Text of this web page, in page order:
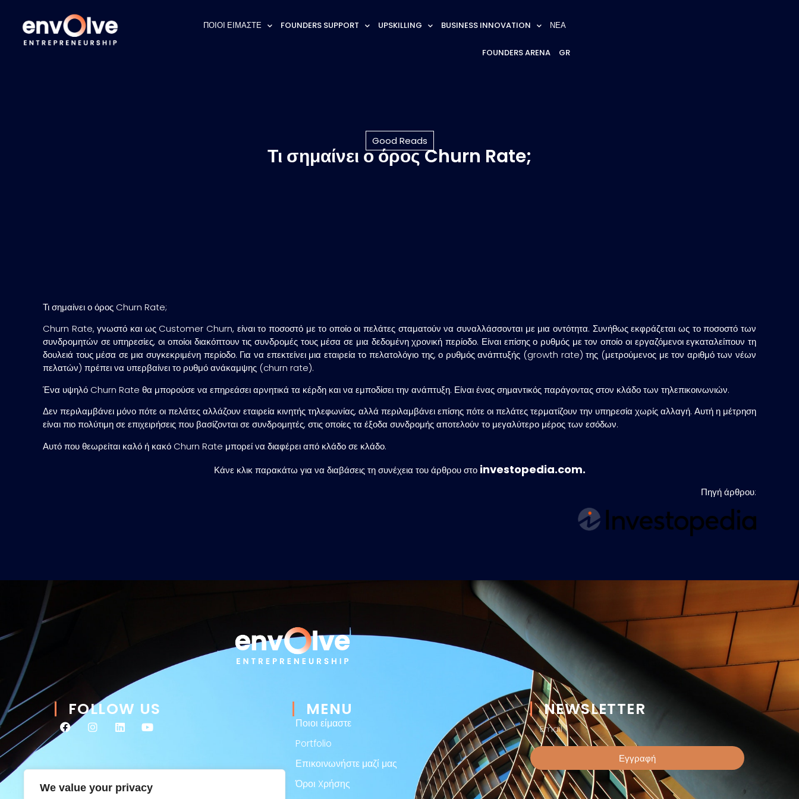
We value your privacy
ΠΟΙΟΙ ΕΙΜΑΣΤΕ FOUNDERS SUPPORT UPSKILLING BUSINESS INNOVATION ΝΕΑ
FOUNDERS ARENA GR
Good Reads
Τι σημαίνει ο όρος Churn Rate;
Τι σημαίνει ο όρος Churn Rate;
Churn Rate, γνωστό και ως Customer Churn, είναι το ποσοστό με το οποίο οι πελάτες σταματούν να συναλλάσσονται με μια οντότητα. Συνήθως εκφράζεται ως το ποσοστό των
συνδρομητών σε υπηρεσίες, οι οποίοι διακόπτουν τις συνδρομές τους μέσα σε μια δεδομένη χρονική περίοδο. Είναι επίσης ο ρυθμός με τον οποίο οι εργαζόμενοι εγκαταλείπουν τη
δουλειά τους μέσα σε μια συγκεκριμένη περίοδο. Για να επεκτείνει μια εταιρεία το πελατολόγιο της, ο ρυθμός ανάπτυξής (growth rate) της (μετρούμενος με τον αριθμό των νέων
πελατών) πρέπει να υπερβαίνει το ρυθμό ανάκαμψης (churn rate).
Ένα υψηλό Churn Rate θα μπορούσε να επηρεάσει αρνητικά τα κέρδη και να εμποδίσει την ανάπτυξη. Είναι ένας σημαντικός παράγοντας στον κλάδο των τηλεπικοινωνιών.
Δεν περιλαμβάνει μόνο πότε οι πελάτες αλλάζουν εταιρεία κινητής τηλεφωνίας, αλλά περιλαμβάνει επίσης πότε οι πελάτες τερματίζουν την υπηρεσία χωρίς αλλαγή. Αυτή η μέτρηση
είναι πιο πολύτιμη σε επιχειρήσεις που βασίζονται σε συνδρομητές, στις οποίες τα έξοδα συνδρομής αποτελούν το μεγαλύτερο μέρος των εσόδων.
Αυτό που θεωρείται καλό ή κακό Churn Rate μπορεί να διαφέρει από κλάδο σε κλάδο.
Κάνε κλικ παρακάτω για να διαβάσεις τη συνέχεια του άρθρου στο investopedia.com.
Πηγή άρθρου:
FOLLOW US MENU
Ποιοι είμαστε
Portfolio
Επικοινωνήστε μαζί μας
Όροι Xρήσης
NEWSLETTER
Εγγραφή